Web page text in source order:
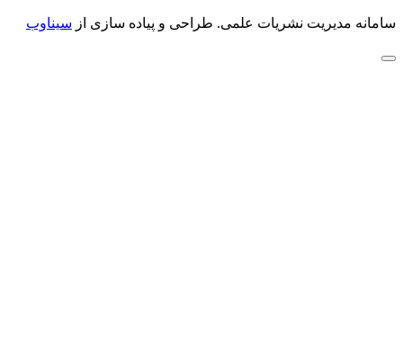
سامانه مدیریت نشریات علمی. طراحی و پیاده سازی از سیناوب